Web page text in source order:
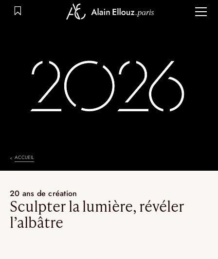
ACCUEIL
20 ans de création
Sculpter la lumière, révéler
l’albâtre